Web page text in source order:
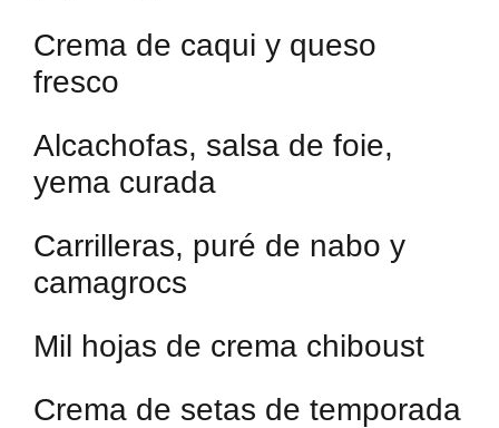
Crema de caqui y queso
fresco
Alcachofas, salsa de foie,
yema curada
Carrilleras, puré de nabo y
camagrocs
Mil hojas de crema chiboust
Crema de setas de temporada